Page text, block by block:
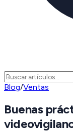
Blog/Ventas
Buenas